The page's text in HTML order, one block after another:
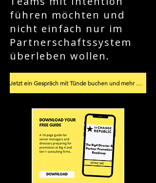
führen möchten und
nicht einfach nur im
Partnerschaftssystem
überleben wollen.
Jetzt ein Gespräch mit Tünde buchen und mehr erfahren